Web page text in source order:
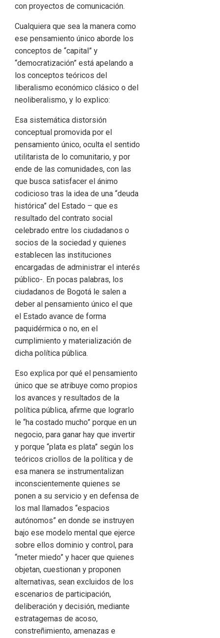
con proyectos de comunicación.
Cualquiera que sea la manera como
ese pensamiento único aborde los
conceptos de “capital” y
“democratización” está apelando a
los conceptos teóricos del
liberalismo económico clásico o del
neoliberalismo, y lo explico:
Esa sistemática distorsión
conceptual promovida por el
pensamiento único, oculta el sentido
utilitarista de lo comunitario, y por
ende de las comunidades, con las
que busca satisfacer el ánimo
codicioso tras la idea de una “deuda
histórica” del Estado – que es
resultado del contrato social
celebrado entre los ciudadanos o
socios de la sociedad y quienes
establecen las instituciones
encargadas de administrar el interés
público-. En pocas palabras, los
ciudadanos de Bogotá le salen a
deber al pensamiento único el que
el Estado avance de forma
paquidérmica o no, en el
cumplimiento y materialización de
dicha política pública.
Eso explica por qué el pensamiento
único que se atribuye como propios
los avances y resultados de la
política pública, afirme que lograrlo
le “ha costado mucho” porque en un
negocio, para ganar hay que invertir
y porque “plata es plata” según los
teóricos criollos de la política y de
esa manera se instrumentalizan
inconscientemente quienes se
ponen a su servicio y en defensa de
los mal llamados “espacios
autónomos” en donde se instruyen
bajo ese modelo mental que ejerce
sobre ellos dominio y control, para
“meter miedo” y hacer que quienes
objetan, cuestionan y proponen
alternativas, sean excluidos de los
escenarios de participación,
deliberación y decisión, mediante
estratagemas de acoso,
constreñimiento, amenazas e